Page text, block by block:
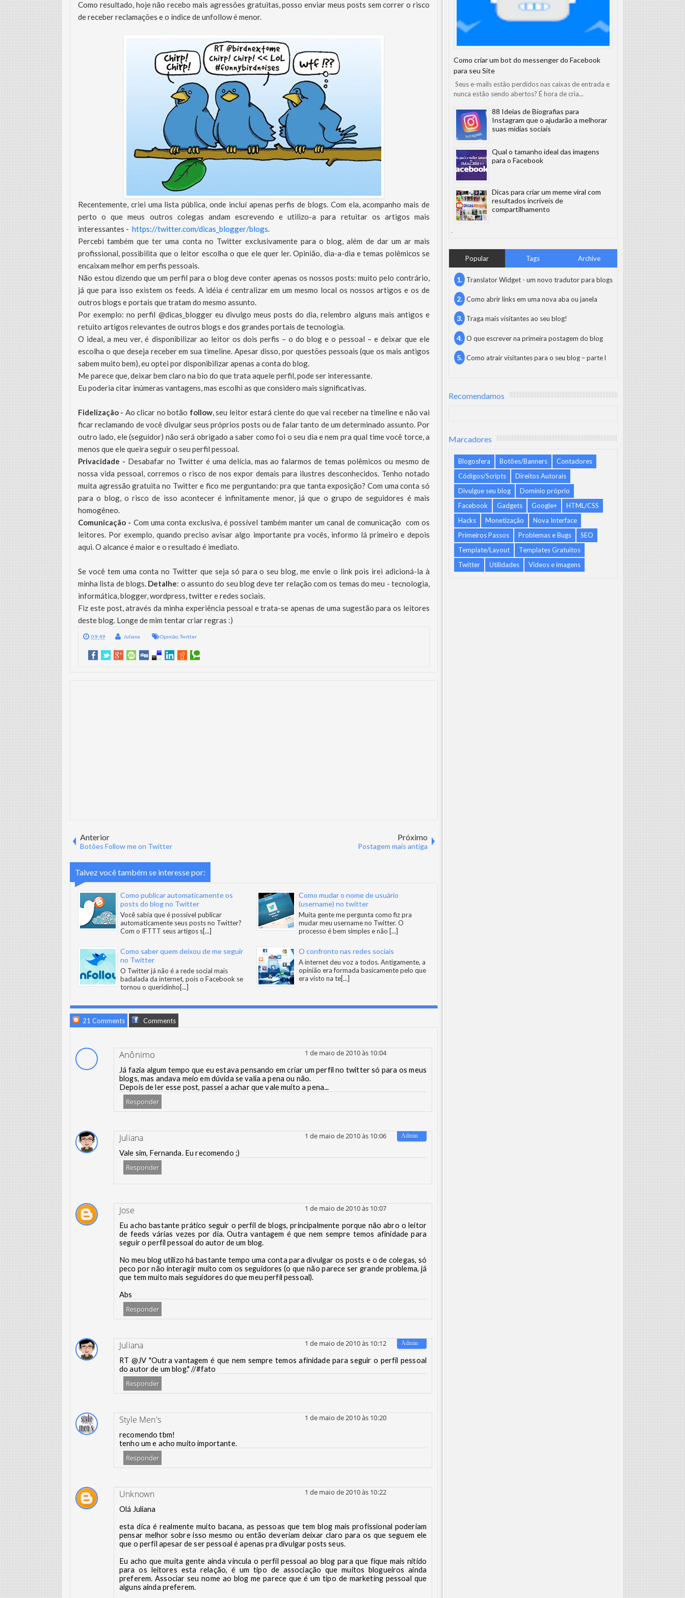
Como resultado, hoje não recebo mais agressões gratuitas, posso enviar meus posts sem correr o risco
de receber reclamações e o índice de unfollow é menor.
Recentemente, criei uma lista pública, onde incluí apenas perfis de blogs. Com ela, acompanho mais de
perto o que meus outros colegas andam escrevendo e utilizo-a para retuitar os artigos mais
interessantes - https://twitter.com/dicas_blogger/blogs.
Percebi também que ter uma conta no Twitter exclusivamente para o blog, além de dar um ar mais
profissional, possibilita que o leitor escolha o que ele quer ler. Opinião, dia-a-dia e temas polêmicos se
encaixam melhor em perfis pessoais.
Não estou dizendo que um perfil para o blog deve conter apenas os nossos posts: muito pelo contrário,
já que para isso existem os feeds. A idéia é centralizar em um mesmo local os nossos artigos e os de
outros blogs e portais que tratam do mesmo assunto.
Por exemplo: no perfil @dicas_blogger eu divulgo meus posts do dia, relembro alguns mais antigos e
retuito artigos relevantes de outros blogs e dos grandes portais de tecnologia.
O ideal, a meu ver, é disponibilizar ao leitor os dois perfis – o do blog e o pessoal – e deixar que ele
escolha o que deseja receber em sua timeline. Apesar disso, por questões pessoais (que os mais antigos
sabem muito bem), eu optei por disponibilizar apenas a conta do blog.
Me parece que, deixar bem claro na bio do que trata aquele perfil, pode ser interessante.
Eu poderia citar inúmeras vantagens, mas escolhi as que considero mais significativas.
Fidelização - Ao clicar no botão follow, seu leitor estará ciente do que vai receber na timeline e não vai
ficar reclamando de você divulgar seus próprios posts ou de falar tanto de um determinado assunto. Por
outro lado, ele (seguidor) não será obrigado a saber como foi o seu dia e nem pra qual time você torce, a
menos que ele queira seguir o seu perfil pessoal.
Privacidade - Desabafar no Twitter é uma delícia, mas ao falarmos de temas polêmicos ou mesmo de
nossa vida pessoal, corremos o risco de nos expor demais para ilustres desconhecidos. Tenho notado
muita agressão gratuita no Twitter e fico me perguntando: pra que tanta exposição? Com uma conta só
para o blog, o risco de isso acontecer é infinitamente menor, já que o grupo de seguidores é mais
homogêneo.
Comunicação - Com uma conta exclusiva, é possível também manter um canal de comunicação com os
leitores. Por exemplo, quando preciso avisar algo importante pra vocês, informo lá primeiro e depois
aqui. O alcance é maior e o resultado é imediato.
Se você tem uma conta no Twitter que seja só para o seu blog, me envie o link pois irei adicioná-la à
minha lista de blogs. Detalhe: o assunto do seu blog deve ter relação com os temas do meu - tecnologia,
informática, blogger, wordpress, twitter e redes sociais.
Fiz este post, através da minha experiência pessoal e trata-se apenas de uma sugestão para os leitores
deste blog. Longe de mim tentar criar regras :)
09:49 Juliana Opinião ,Twitter
Anterior
Botões Follow me on Twitter
Próximo
Postagem mais antiga
Talvez você também se interesse por:
Como publicar automaticamente os
posts do blog no Twitter
Você sabia que é possível publicar
automaticamente seus posts no Twitter?
Com o IFTTT seus artigos s[...]
Como mudar o nome de usuário
(username) no twitter
Muita gente me pergunta como fiz pra
mudar meu username no Twitter. O
processo é bem simples e não [...]
Como saber quem deixou de me seguir
no Twitter
O Twitter já não é a rede social mais
badalada da internet, pois o Facebook se
tornou o queridinho[...]
O confronto nas redes sociais
A internet deu voz a todos. Antigamente, a
opinião era formada basicamente pelo que
era visto na te[...]
21 Comments Comments
Anônimo 1 de maio de 2010 às 10:04
Já fazia algum tempo que eu estava pensando em criar um perfil no twitter só para os meus
blogs, mas andava meio em dúvida se valia a pena ou não.
Depois de ler esse post, passei a achar que vale muito a pena...
Responder
Juliana 1 de maio de 2010 às 10:06
Vale sim, Fernanda. Eu recomendo ;)
Responder
Jose 1 de maio de 2010 às 10:07
Eu acho bastante prático seguir o perfil de blogs, principalmente porque não abro o leitor
de feeds várias vezes por dia. Outra vantagem é que nem sempre temos afinidade para
seguir o perfil pessoal do autor de um blog.
No meu blog utilizo há bastante tempo uma conta para divulgar os posts e o de colegas, só
peco por não interagir muito com os seguidores (o que não parece ser grande problema, já
que tem muito mais seguidores do que meu perfil pessoal).
Abs
Responder
Juliana 1 de maio de 2010 às 10:12
RT @JV "Outra vantagem é que nem sempre temos afinidade para seguir o perfil pessoal
do autor de um blog." //#fato
Responder
Style Men's 1 de maio de 2010 às 10:20
recomendo tbm!
tenho um e acho muito importante.
Responder
Unknown 1 de maio de 2010 às 10:22
Olá Juliana
esta dica é realmente muito bacana, as pessoas que tem blog mais profissional poderiam
pensar melhor sobre isso mesmo ou então deveriam deixar claro para os que seguem ele
que o perfil apesar de ser pessoal é apenas pra divulgar posts seus.
Eu acho que muita gente ainda vincula o perfil pessoal ao blog para que fique mais nitido
para os leitores esta relação, é um tipo de associação que muitos blogueiros ainda
preferem. Associar seu nome ao blog me parece que é um tipo de marketing pessoal que
alguns ainda preferem.
Como criar um bot do messenger do Facebook
para seu Site
Seus e-mails estão perdidos nas caixas de entrada e
nunca estão sendo abertos? É hora de cria...
88 Ideias de Biografias para
Instagram que o ajudarão a melhorar
suas mídias sociais
Qual o tamanho ideal das imagens
para o Facebook
Dicas para criar um meme viral com
resultados incríveis de
compartilhamento
Popular Tags Archive
Translator Widget - um novo tradutor para blogs
Como abrir links em uma nova aba ou janela
Traga mais visitantes ao seu blog!
O que escrever na primeira postagem do blog
Como atrair visitantes para o seu blog – parte l
Recomendamos
Marcadores
Blogosfera Botões/Banners
Contadores
Códigos/Scripts
Direitos Autorais
Divulgue seu blog
Domínio próprio
Facebook
Gadgets Google+
HTML/CSS
Hacks
Monetização
Nova Interface
Primeiros Passos
Problemas e Bugs
SEO
Template/Layout
Templates Gratuitos
Twitter
Utilidades Vídeos e imagens